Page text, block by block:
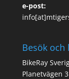
e-post:
Besök och
BikeRay
Planetvägen